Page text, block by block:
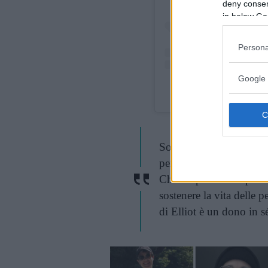
deny
in below
Google
Un post
Sono così orgogliosa
persone trans, queer e
Chiedo pazienza e
sostenere la vita delle
di Elliot è un dono in